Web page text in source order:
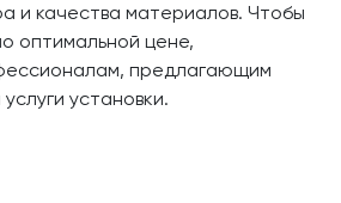
и качества материалов. Чтобы
оптимальной цене,
предлагающим
установки.